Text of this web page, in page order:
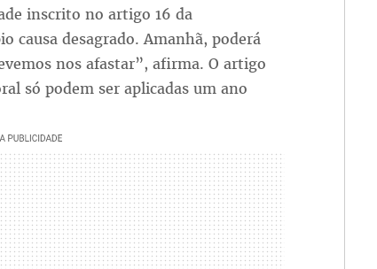
inscrito no artigo 16 da
causa desagrado. Amanhã, poderá
nos afastar”, afirma. O artigo
só podem ser aplicadas um ano